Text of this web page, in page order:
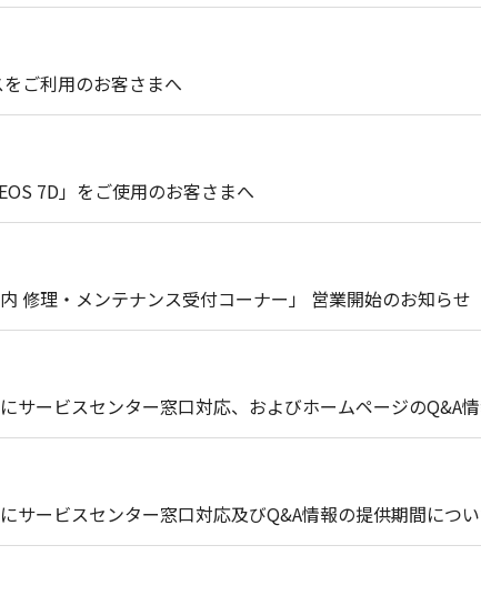
ご利用のお客さまへ
7D」をご使用のお客さまへ
修理・メンテナンス受付コーナー」 営業開始のお知らせ
サービスセンター窓口対応、およびホームページのQ&A
サービスセンター窓口対応及びQ&A情報の提供期間につ